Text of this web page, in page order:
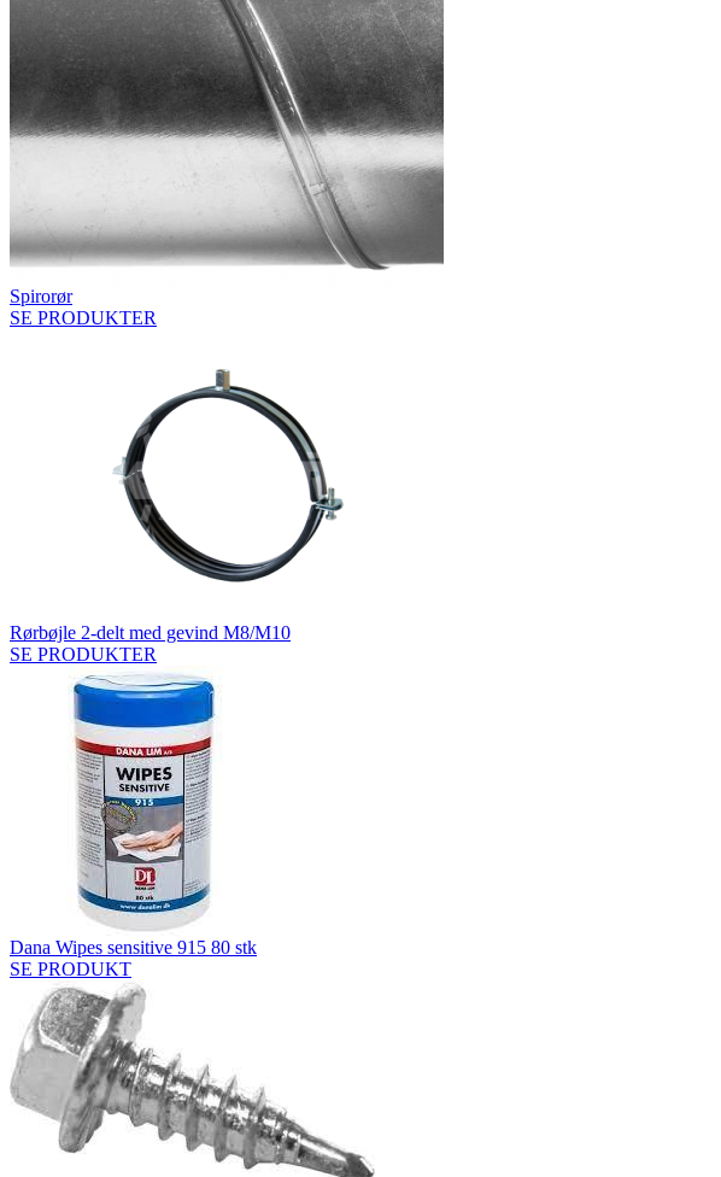
Spirorør
SE PRODUKTER
Rørbøjle 2-delt med gevind M8/M10
SE PRODUKTER
Dana Wipes sensitive 915 80 stk
SE PRODUKT